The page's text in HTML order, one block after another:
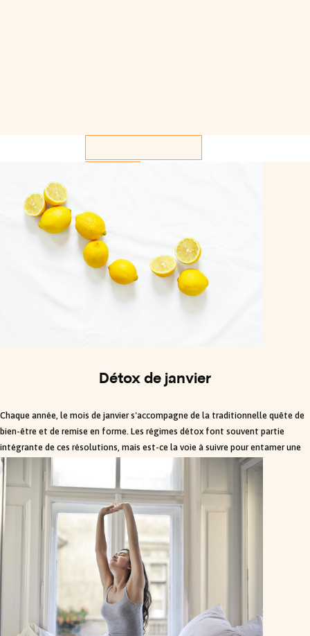
Détox de janvier
Chaque année, le mois de janvier s'accompagne de la traditionnelle quête de
bien-être et de remise en forme. Les régimes détox font souvent partie
intégrante de ces résolutions, mais est-ce la voie à suivre pour entamer une
année saine ? Voici les raisons pour...